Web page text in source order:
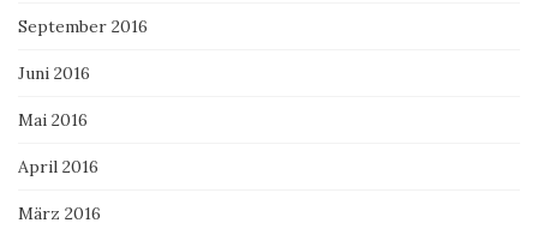
September 2016
Juni 2016
Mai 2016
April 2016
März 2016